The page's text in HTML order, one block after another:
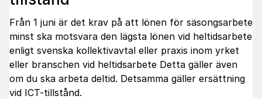
Från 1 juni är det krav på att lönen för säsongsarbete
minst ska motsvara den lägsta lönen vid heltidsarbete
enligt svenska kollektivavtal eller praxis inom yrket
eller branschen vid heltidsarbete Detta gäller även
om du ska arbeta deltid. Detsamma gäller ersättning
vid ICT-tillstånd.